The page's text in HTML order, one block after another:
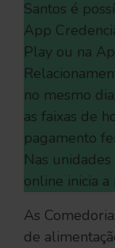
Santos é
App
Play ou na
no mesmo
as faixas de
pagamento
Nas
online inicia
As
de